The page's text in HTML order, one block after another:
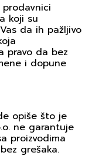
koji su
da ih pažljivo
pravo da bez
i dopune
opiše što je
ne garantuje
proizvodima
grešaka.